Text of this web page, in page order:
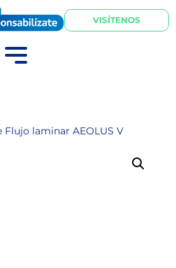
VISÍTENOS
Flujo laminar AEOLUS V